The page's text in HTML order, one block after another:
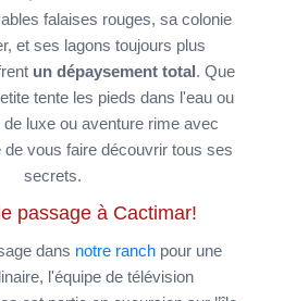
falaises rouges, sa colonie
et ses lagons toujours plus
un dépaysement total. Que
tente les pieds dans l'eau ou
luxe ou aventure rime avec
de vous faire découvrir tous ses
secrets.
passage à Cactimar!
dans notre ranch pour une
l'équipe de télévision